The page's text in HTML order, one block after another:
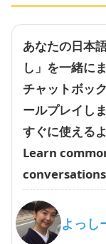
あなたの日本
し」を一緒に
チャットボッ
ールプレイし
すぐに使えるよ
Learn
conversations
よっし